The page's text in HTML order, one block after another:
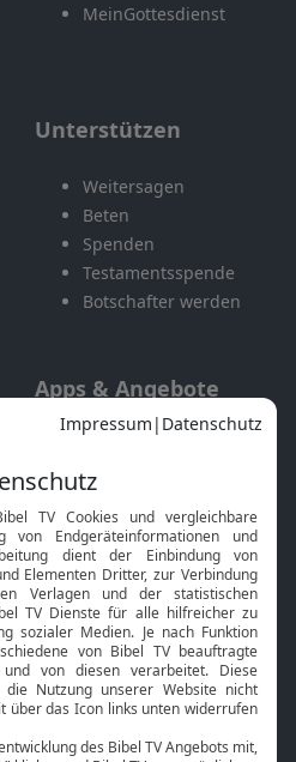
MeinGottesdienst
Unterstützen
Weitersagen
Beten
Spenden
Testamentsspende
Botschafter werden
Apps & Angebote
Mobile App
Smart TV
HbbTV
Bibelthek Online-Bibel
Nächster Gottesdienst
Service